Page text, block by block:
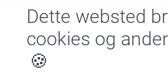
Dette websted
cookies og
Lone Jensen,
31.07.2026
Billedet var for småt på koppen.